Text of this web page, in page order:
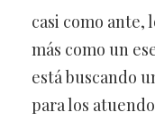
casi como ante,
más como un
está buscando
para los